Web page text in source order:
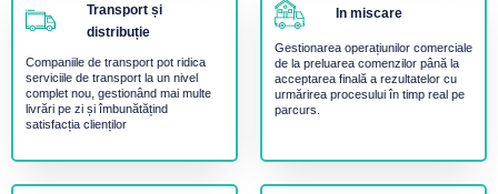
Transport și
distribuție
Companiile de transport pot ridica
serviciile de transport la un nivel
complet nou, gestionând mai multe
livrări pe zi și îmbunătățind
satisfacția clienților
In miscare
Gestionarea operațiunilor comerciale
de la preluarea comenzilor până la
acceptarea finală a rezultatelor cu
urmărirea procesului în timp real pe
parcurs.